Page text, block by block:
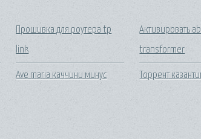
Прошивка для роутера tp
link
Ave maria каччини минус
Активировать
transformer
Торрент